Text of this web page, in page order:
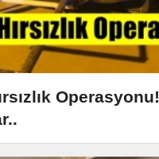
Operasyonu!